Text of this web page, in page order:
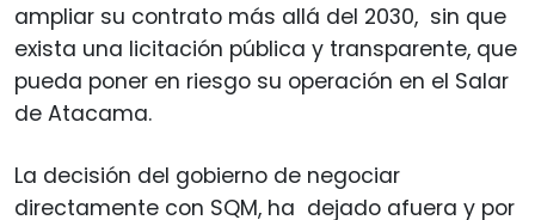
ampliar su contrato más allá del 2030, sin que
exista una licitación pública y transparente, que
pueda poner en riesgo su operación en el Salar
de Atacama.
La decisión del gobierno de negociar
directamente con SQM, ha dejado afuera y por